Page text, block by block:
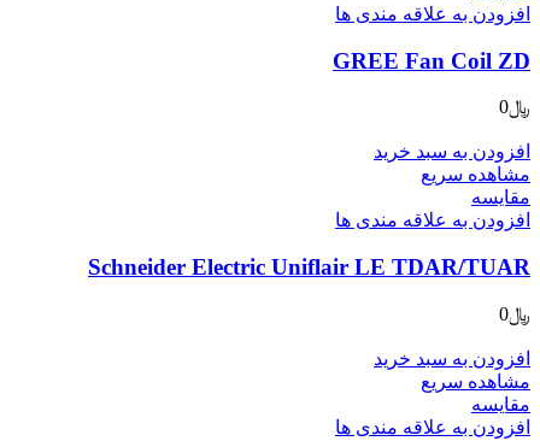
افزودن به علاقه مندی ها
GREE Fan Coil ZD
﷼0
افزودن به سبد خرید
مشاهده سریع
مقایسه
افزودن به علاقه مندی ها
Schneider Electric Uniflair LE TDAR/TUAR
﷼0
افزودن به سبد خرید
مشاهده سریع
مقایسه
افزودن به علاقه مندی ها